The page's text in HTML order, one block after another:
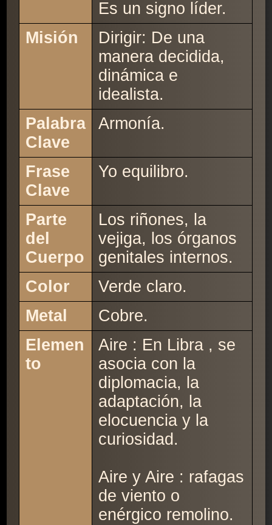
Es un signo líder.
Misión
Dirigir: De una
manera decidida,
dinámica e
idealista.
Palabra
Clave
Armonía.
Frase
Clave
Yo equilibro.
Parte
del
Cuerpo
Los riñones, la
vejiga, los órganos
genitales internos.
Color
Verde claro.
Metal
Cobre.
Elemen
to
Aire : En Libra , se
asocia con la
diplomacia, la
adaptación, la
elocuencia y la
curiosidad.
Aire y Aire : rafagas
de viento o
enérgico remolino.